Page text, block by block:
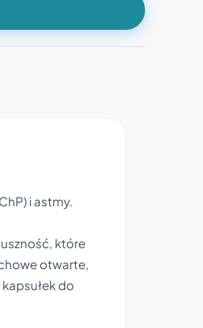
i astmy.
które
otwarte,
do